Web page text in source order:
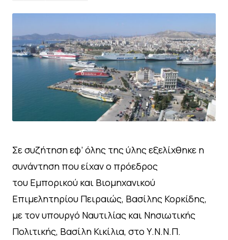
Σε συζήτηση εφ’ όλης της ύλης εξελίχθηκε η
συνάντηση που είχαν ο πρόεδρος
του Εμπορικού και Βιομηχανικού
Επιμελητηρίου Πειραιώς, Βασίλης Κορκίδης,
με τον υπουργό Ναυτιλίας και Νησιωτικής
Πολιτικής, Βασίλη Κικίλια, στο Υ.Ν.Ν.Π.